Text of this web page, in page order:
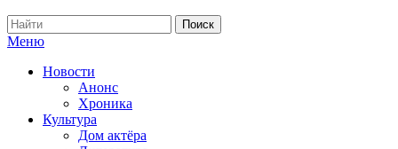
Меню
Новости
Анонс
Хроника
Культура
Дом актёра